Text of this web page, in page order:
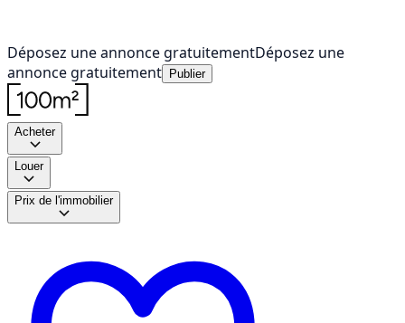
Déposez une annonce gratuitementDéposez une
annonce gratuitement
Publier
Acheter
Louer
Prix de l'immobilier